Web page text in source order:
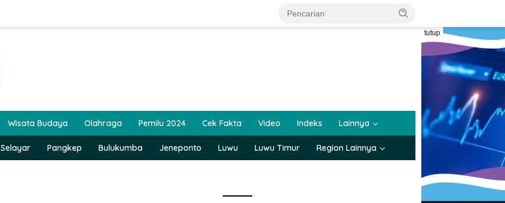
tutup
Wisata Budaya Olahraga Pemilu 2024 Cek Fakta Video Indeks Lainnya
Selayar Pangkep Bulukumba Jeneponto Luwu Luwu Timur Region Lainnya